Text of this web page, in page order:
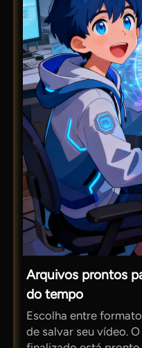
Arquivos prontos
do tempo
Escolha entre
de salvar seu vídeo.